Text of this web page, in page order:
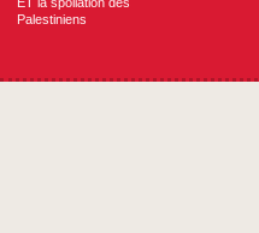
Palestiniens